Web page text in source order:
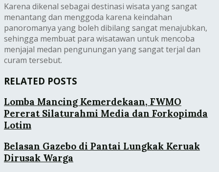
Karena dikenal sebagai destinasi wisata yang sangat
menantang dan menggoda karena keindahan
panoromanya yang boleh dibilang sangat menajubkan,
sehingga membuat para wisatawan untuk mencoba
menjajal medan pengunungan yang sangat terjal dan
curam tersebut.
RELATED POSTS
Lomba Mancing Kemerdekaan, FWMO
Pererat Silaturahmi Media dan Forkopimda
Lotim
Belasan Gazebo di Pantai Lungkak Keruak
Dirusak Warga